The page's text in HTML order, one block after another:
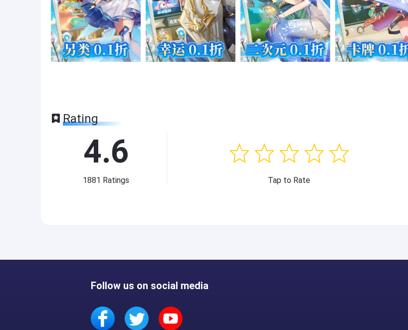
Rating
4.6
1881 Ratings Tap to Rate
Follow us on social media